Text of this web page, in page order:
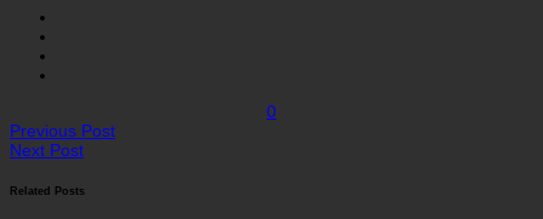
0
Previous Post
Next Post
Related Posts